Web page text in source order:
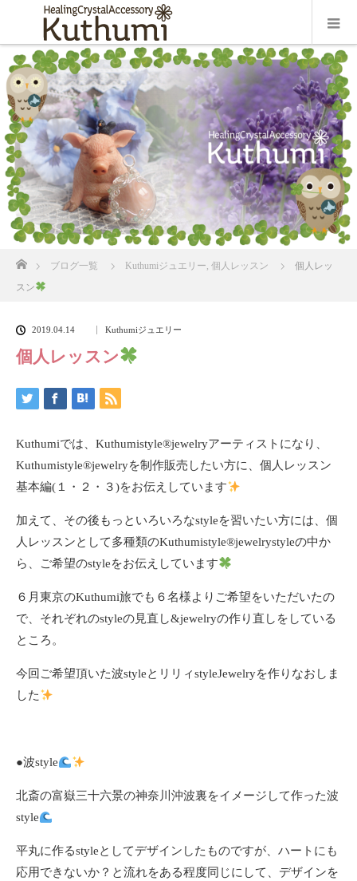
ブログ一覧 Kuthumiジュエリー, 個人レッスン
個人レッ
スン
2019.04.14 Kuthumiジュエリー
個人レッスン
Kuthumiでは、Kuthumistyle®️jewelryアーティストになり、
Kuthumistyle®️jewelryを制作販売したい方に、個人レッスン
基本編(１・２・３)をお伝えしています
加えて、その後もっといろいろなstyleを習いたい方には、個
人レッスンとして多種類のKuthumistyle®️jewelrystyleの中か
ら、ご希望のstyleをお伝えしています
６月東京のKuthumi旅でも６名様よりご希望をいただいたの
で、それぞれのstyleの見直し&jewelryの作り直しをしている
ところ。
今回ご希望頂いた波styleとリリィstyleJewelryを作りなおしま
した
●波style
北斎の富嶽三十六景の神奈川沖波裏をイメージして作った波
style
平丸に作るstyleとしてデザインしたものですが、ハートにも
応用できないか？と流れをある程度同じにして、デザインを